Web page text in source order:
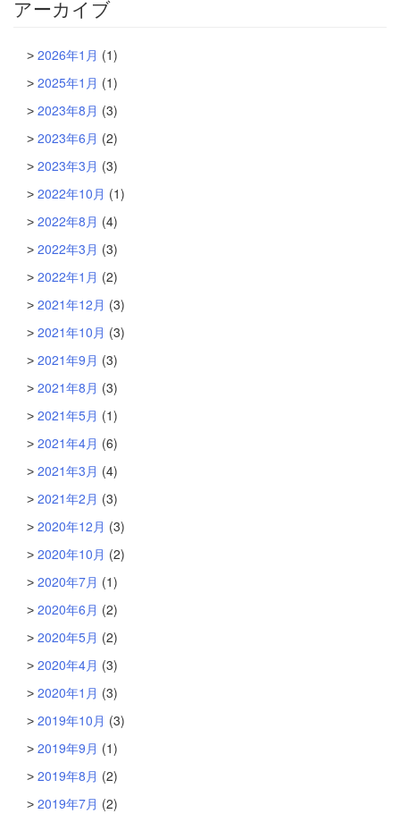
アーカイブ
2026年1月 (1)
2025年1月 (1)
2023年8月 (3)
2023年6月 (2)
2023年3月 (3)
2022年10月 (1)
2022年8月 (4)
2022年3月 (3)
2022年1月 (2)
2021年12月 (3)
2021年10月 (3)
2021年9月 (3)
2021年8月 (3)
2021年5月 (1)
2021年4月 (6)
2021年3月 (4)
2021年2月 (3)
2020年12月 (3)
2020年10月 (2)
2020年7月 (1)
2020年6月 (2)
2020年5月 (2)
2020年4月 (3)
2020年1月 (3)
2019年10月 (3)
2019年9月 (1)
2019年8月 (2)
2019年7月 (2)